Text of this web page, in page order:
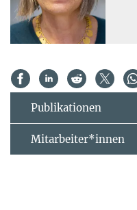
Publikationen
Mitarbeiter*innen